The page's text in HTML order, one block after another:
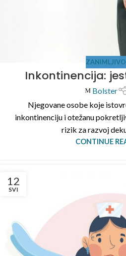
Inkontinencija:
Bolster
Njegovane osobe koje
inkontinenciju i otežanu
rizik za razvoj
CONTINUE
12
SVI